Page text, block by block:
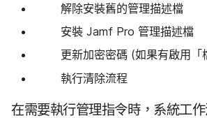
解除​安裝舊​的​管理​描述​檔
安裝Jamf Pro 管理​描述​檔
更​新加密​密碼 (如果​有​啟用​「
執行​清除​流程
在​需要​執行​管理​指令​時，​系統​工